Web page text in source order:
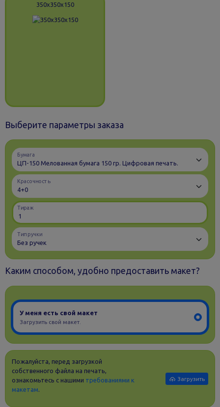
350x350x150
Выберите параметры заказа
Бумага
Красочность
Тираж
Тип ручки
Каким способом, удобно предоставить макет?
У меня есть свой макет
Загрузить свой макет.
Пожалуйста, перед загрузкой
собственного файла на печать,
ознакомьтесь с нашими требованиями к
макетам.
Загрузить